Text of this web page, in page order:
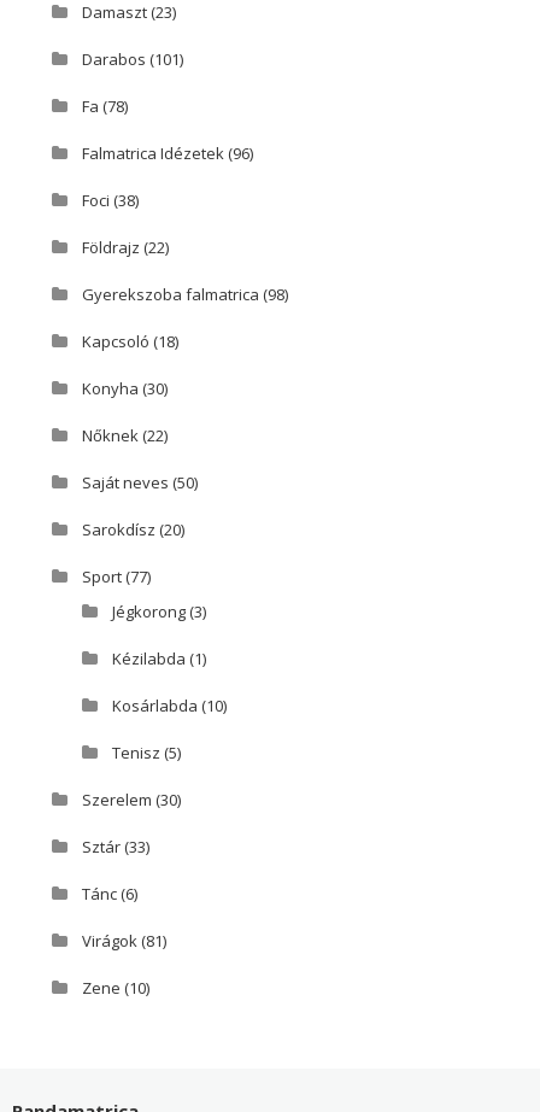
Damaszt(23)
Darabos (101)
Fa (78)
Falmatrica Idézetek(96)
Foci (38)
Földrajz (22)
Gyerekszoba falmatrica (98)
Kapcsoló (18)
Konyha (30)
Nőknek(22)
Saját neves (50)
Sarokdísz (20)
Sport(77)
Jégkorong(3)
Kézilabda (1)
Kosárlabda (10)
Tenisz (5)
Szerelem (30)
Sztár(33)
Tánc(6)
Virágok(81)
Zene (10)